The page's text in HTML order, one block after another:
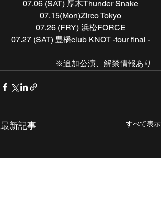
07.06 (SAT) 厚木Thunder Snake
07.15(Mon)Zirco Tokyo
07.26 (FRY) 浜松FORCE
07.27 (SAT) 豊橋club KNOT -tour final -
※追加公演、解禁情報あり
最新記事 すべて表示